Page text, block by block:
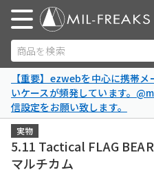
商品を検索
【重要】ezwebを中心に携帯
いケースが頻発しています。
信設定をお願い致します。
実物
5.11 Tactical FLAG
マルチカム